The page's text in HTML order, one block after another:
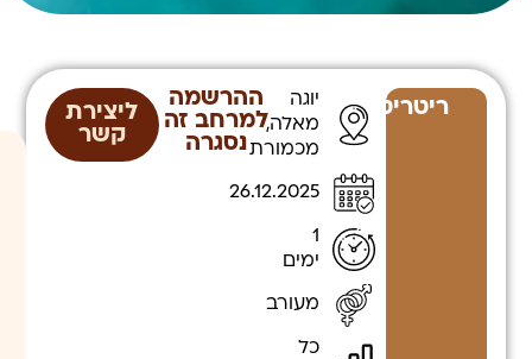
ריטריטים
יוגה
מאלה,
מכמורת
26.12.2025
1
ימים
מעורב
כל
ההרשמה
למרחב זה
נסגרה
ליצירת
קשר